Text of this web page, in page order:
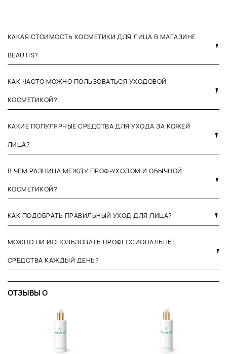
КАКАЯ СТОИМОСТЬ КОСМЕТИКИ ДЛЯ ЛИЦА В МАГАЗИНЕ
BEAUTIS?
КАК ЧАСТО МОЖНО ПОЛЬЗОВАТЬСЯ УХОДОВОЙ
КОСМЕТИКОЙ?
КАКИЕ ПОПУЛЯРНЫЕ СРЕДСТВА ДЛЯ УХОДА ЗА КОЖЕЙ
ЛИЦА?
В ЧЕМ РАЗНИЦА МЕЖДУ ПРОФ-УХОДОМ И ОБЫЧНОЙ
КОСМЕТИКОЙ?
КАК ПОДОБРАТЬ ПРАВИЛЬНЫЙ УХОД ДЛЯ ЛИЦА?
МОЖНО ЛИ ИСПОЛЬЗОВАТЬ ПРОФЕССИОНАЛЬНЫЕ
СРЕДСТВА КАЖДЫЙ ДЕНЬ?
ОТЗЫВЫ O